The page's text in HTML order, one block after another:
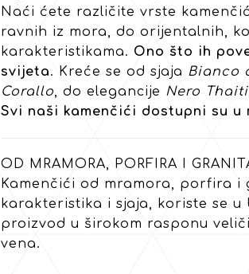
Naći ćete različite vrste
ravnih iz mora, do orijentalnih,
karakteristikama. Ono što ih
svijeta. Kreće se od sjaja Bianco
Corallo , do elegancije Nero Thaiti
Svi naši kamenčići dostupni su
OD MRAMORA, PORFIRA I
Kamenčići od mramora, porfira
karakteristika i sjaja, koriste se
proizvod u širokom rasponu
vena.